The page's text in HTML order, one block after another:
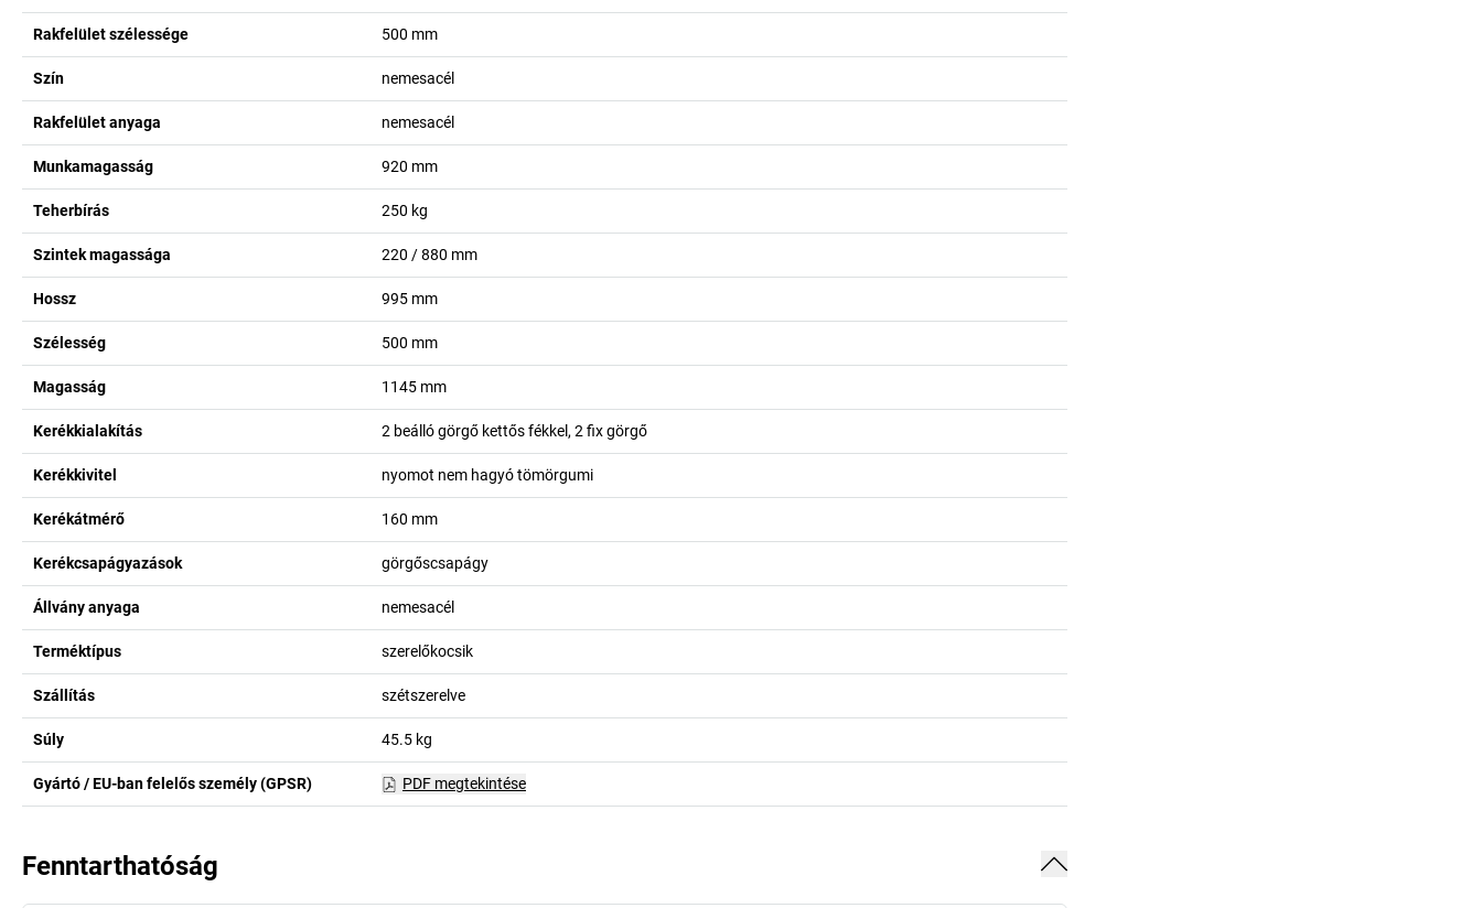
Rakfelület szélessége 500 mm
Szín nemesacél
Rakfelület anyaga nemesacél
Munkamagasság 920 mm
Teherbírás 250 kg
Szintek magassága 220 / 880 mm
Hossz 995 mm
Szélesség 500 mm
Magasság 1145 mm
Kerékkialakítás 2 beálló görgő kettős fékkel, 2 fix görgő
Kerékkivitel nyomot nem hagyó tömörgumi
Kerékátmérő 160 mm
Kerékcsapágyazások görgőscsapágy
Állvány anyaga nemesacél
Terméktípus szerelőkocsik
Szállítás szétszerelve
Súly 45.5 kg
Gyártó / EU-ban felelős személy (GPSR) PDF megtekintése
Fenntarthatóság